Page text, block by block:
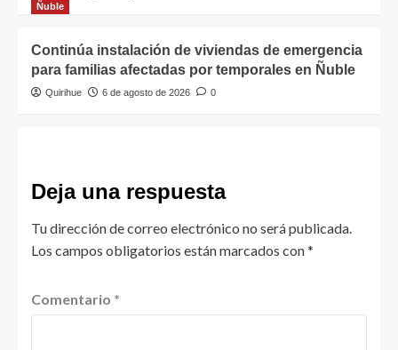
Ñuble
Continúa instalación de viviendas de emergencia
para familias afectadas por temporales en Ñuble
Quirihue 6 de agosto de 2026 0
Deja una respuesta
Tu dirección de correo electrónico no será publicada.
Los campos obligatorios están marcados con*
Comentario *